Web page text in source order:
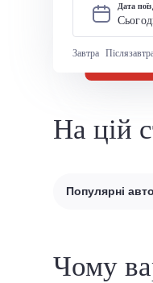
Дата
Завтра
На цій
Популярні
Чому